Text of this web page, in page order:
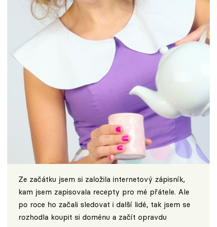
Ze začátku jsem si založila internetový zápisník,
kam jsem zapisovala recepty pro mé přátele. Ale
po roce ho začali sledovat i další lidé, tak jsem se
rozhodla koupit si doménu a začít opravdu